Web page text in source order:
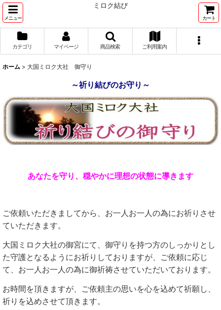
メニュー
ミロク結び
カート
カテゴリ マイページ 商品検索 ご利用案内
ホーム > 大国ミロク大社 御守り
～祈り結びのお守り～
あなたを守り、穏やかに理想の状態に導きます
ご依頼いただきましてから、お一人お一人の為にお祈りさせ
ていただきます。
大国ミロク大社の御宮にて、御守りを持つ方のしっかりとし
た守護となるようにお祈りしておりますが、ご依頼に応じ
て、お一人お一人の為に御祈祷させていただいております。
お時間を頂きますが、ご依頼主の思いを心を込めて祈願し、
祈りを込めさせて頂きます。